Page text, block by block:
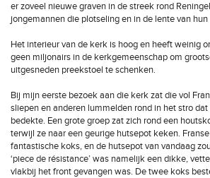
er zoveel nieuwe graven in de streek rond
jongemannen die plotseling en in de lente van hun
Het interieur van de kerk is hoog en heeft weinig
geen miljonairs in de kerkgemeenschap om
uitgesneden preekstoel te schenken.
Bij mijn eerste bezoek aan die kerk zat die vol
sliepen en anderen lummelden rond in het stro
bedekte. Een grote groep zat zich rond een
terwijl ze naar een geurige hutsepot keken.
fantastische koks, en de hutsepot van vandaag
‘piece de résistance’ was namelijk een dikke,
vlakbij het front gevangen was. De twee koks